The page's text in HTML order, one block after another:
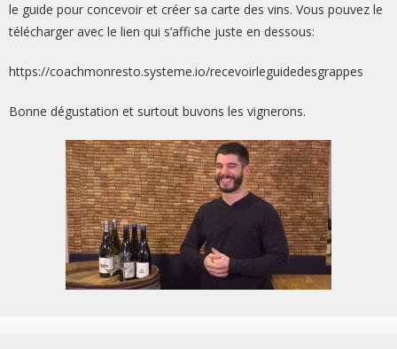
le guide pour concevoir et créer sa carte des vins. Vous pouvez le
télécharger avec le lien qui s’affiche juste en dessous:
https://coachmonresto.systeme.io/recevoirleguidedesgrappes
Bonne dégustation et surtout buvons les vignerons.